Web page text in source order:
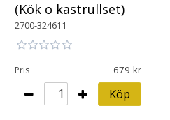
(Kök o kastrullset)
2700-324611
Pris 679
Köp